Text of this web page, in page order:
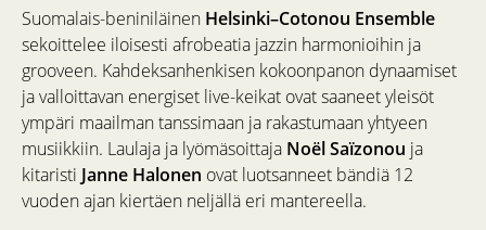
Suomalais-beniniläinen Helsinki–Cotonou Ensemble
sekoittelee iloisesti afrobeatia jazzin harmonioihin ja
grooveen. Kahdeksanhenkisen kokoonpanon dynaamiset
ja valloittavan energiset live-keikat ovat saaneet yleisöt
ympäri maailman tanssimaan ja rakastumaan yhtyeen
musiikkiin. Laulaja ja lyömäsoittaja Noël Saïzonou ja
kitaristi Janne Halonen ovat luotsanneet bändiä 12
vuoden ajan kiertäen neljällä eri mantereella.